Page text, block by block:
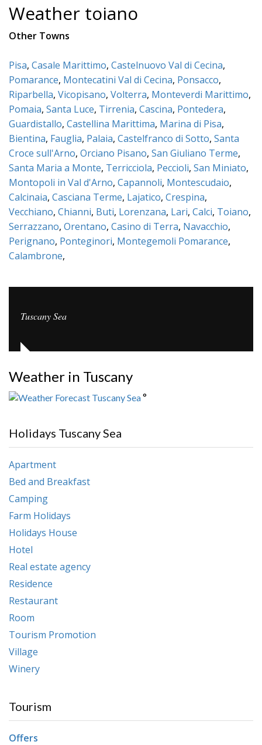
Weather toiano
Other Towns
Pisa, Casale Marittimo, Castelnuovo Val di Cecina,
Pomarance, Montecatini Val di Cecina, Ponsacco,
Riparbella, Vicopisano, Volterra, Monteverdi Marittimo,
Pomaia, Santa Luce, Tirrenia, Cascina, Pontedera,
Guardistallo, Castellina Marittima, Marina di Pisa,
Bientina, Fauglia, Palaia, Castelfranco di Sotto, Santa
Croce sull'Arno, Orciano Pisano, San Giuliano Terme,
Santa Maria a Monte, Terricciola, Peccioli, San Miniato,
Montopoli in Val d'Arno, Capannoli, Montescudaio,
Calcinaia, Casciana Terme, Lajatico, Crespina,
Vecchiano, Chianni, Buti, Lorenzana, Lari, Calci, Toiano,
Serrazzano, Orentano, Casino di Terra, Navacchio,
Perignano, Ponteginori, Montegemoli Pomarance,
Calambrone,
Tuscany Sea
Weather in Tuscany
°
Holidays Tuscany Sea
Apartment
Bed and Breakfast
Camping
Farm Holidays
Holidays House
Hotel
Real estate agency
Residence
Restaurant
Room
Tourism Promotion
Village
Winery
Tourism
Offers